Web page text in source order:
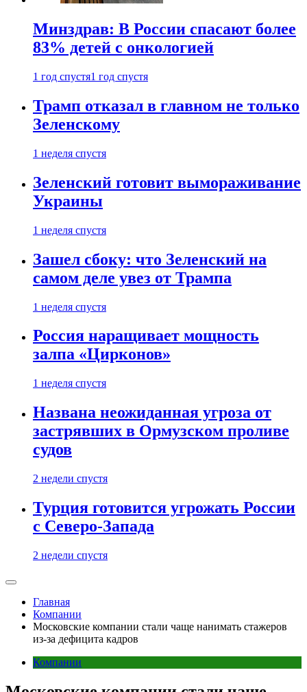
Минздрав: В России спасают более
83% детей с онкологией
1 год спустя1 год спустя
Трамп отказал в главном не только
Зеленскому
1 неделя спустя
Зеленский готовит вымораживание
Украины
1 неделя спустя
Зашел сбоку: что Зеленский на
самом деле увез от Трампа
1 неделя спустя
Россия наращивает мощность
залпа «Цирконов»
1 неделя спустя
Названа неожиданная угроза от
застрявших в Ормузском проливе
судов
2 недели спустя
Турция готовится угрожать России
с Северо-Запада
2 недели спустя
Главная
Компании
Московские компании стали чаще нанимать стажеров
из-за дефицита кадров
Компании